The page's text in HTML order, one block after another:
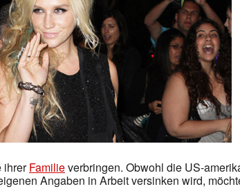
ihrerFamilieverbringen. Obwohl die US-
Angaben in Arbeit versinken wird,